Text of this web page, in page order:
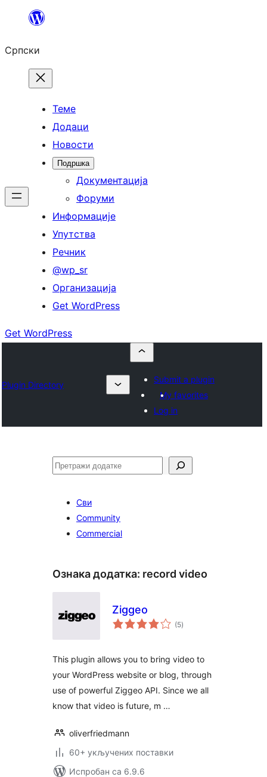
Скочи
садржај
Српски
Теме
Додаци
Новости
Подршка
Документација
Форуми
Информације
Упутства
Речник
@wp_sr
Организација
Get WordPress
Get WordPress
Plugin Directory
Submit a plugin
My favorites
Log in
Претрага
Сви
Community
Commercial
Ознака додатка: record video
Ziggeo
(5укупних
оцена
)
This plugin allows you to bring video to
your WordPress website or blog, through
use of powerful Ziggeo API. Since we all
know that video is future, m …
oliverfriedmann
60+ укључених поставки
Испробан са 6.9.6